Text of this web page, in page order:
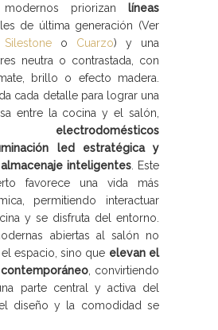
modernos priorizan
líneas
de última generación (Ver
o Cuarzo) y una
neutra o contrastada, con
brillo o efecto madera.
cada detalle para lograr una
entre la cocina y el salón,
electrodomésticos
led estratégica y
inteligentes. Este
favorece una vida más
permitiendo interactuar
y se disfruta del entorno.
abiertas al salón no
espacio, sino que elevan el
, convirtiendo
parte central y activa del
diseño y la comodidad se